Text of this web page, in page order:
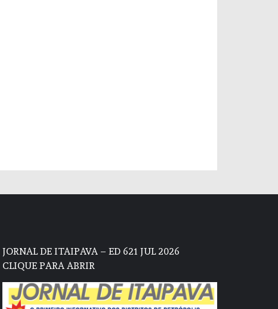
JORNAL DE ITAIPAVA – ED 621 JUL 2026
CLIQUE PARA ABRIR